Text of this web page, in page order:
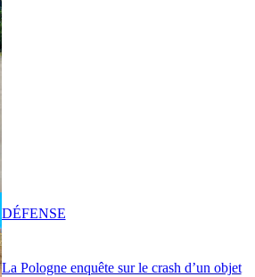
La Pologne enquête sur le crash d’un objet
DÉFENSE